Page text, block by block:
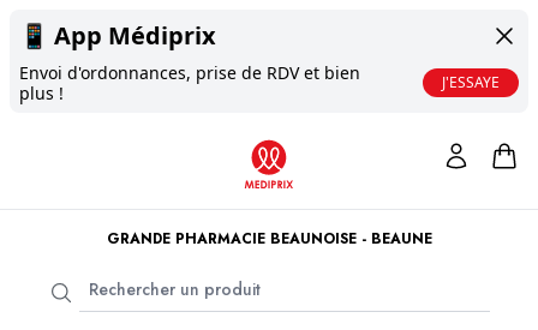
📱 App Médiprix
Envoi d'ordonnances, prise de RDV et bien
plus !
J'ESSAYE
GRANDE PHARMACIE BEAUNOISE - BEAUNE